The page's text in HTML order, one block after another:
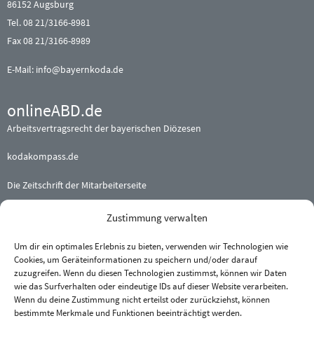
Zustimmung verwalten
Um dir ein optimales Erlebnis zu bieten, verwenden wir Technologien wie
Cookies, um Geräteinformationen zu speichern und/oder darauf
zuzugreifen. Wenn du diesen Technologien zustimmst, können wir Daten
wie das Surfverhalten oder eindeutige IDs auf dieser Website verarbeiten.
Wenn du deine Zustimmung nicht erteilst oder zurückziehst, können
bestimmte Merkmale und Funktionen beeinträchtigt werden.
86152 Augsburg
Tel. 08 21/3166-8981
Fax 08 21/3166-8989
E-Mail: info@bayernkoda.de
onlineABD.de
Arbeitsvertragsrecht der bayerischen Diözesen
kodakompass.de
Die Zeitschrift der Mitarbeiterseite
Beteiligte (Erz-) Bistümer
Augsburg·Bamberg·Eichstätt
München und Freising·Passau
Regensburg· Würzburg